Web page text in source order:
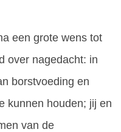
een grote wens tot
over nagedacht: in
borstvoeding en
kunnen houden; jij en
van de